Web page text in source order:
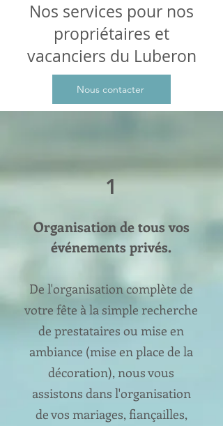
Nos services pour nos
propriétaires et
vacanciers du Luberon
Nous contacter
1
Organisation de tous vos
événements privés.
De l'organisation complète de
votre fête à la simple recherche
de prestataires ou mise en
ambiance (mise en place de la
décoration), nous vous
assistons dans l'organisation
de vos mariages, fiançailles,